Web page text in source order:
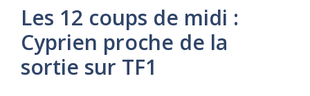
Les 12 coups de midi :
Cyprien proche de la
sortie sur TF1